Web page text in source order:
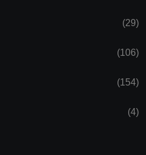
(29)
(106)
(154)
(4)